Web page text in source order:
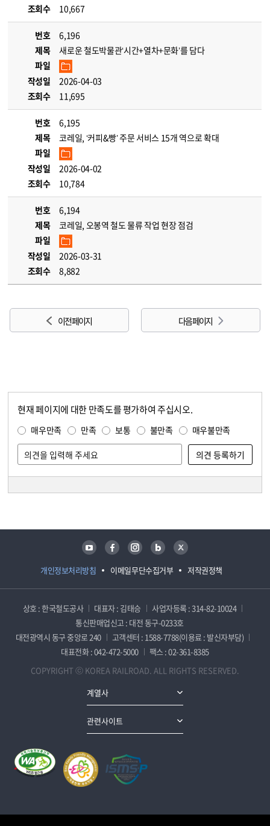
조회수
10,667
번호
6,196
제목
새로운 철도박물관‘시간+열차+문화’를 담다
파일
작성일
2026-04-03
조회수
11,695
번호
6,195
제목
코레일, ‘커피&빵’ 주문 서비스 15개 역으로 확대
파일
작성일
2026-04-02
조회수
10,784
번호
6,194
제목
코레일, 오봉역 철도 물류 작업 현장 점검
파일
작성일
2026-03-31
조회수
8,882
이전 페이지 다음 페이지
현재 페이지에 대한 만족도를 평가하여 주십시오.
매우만족 만족 보통 불만족 매우불만족
개인정보처리방침 이메일무단수집거부 저작권정책
유튜브 페이스북 인스타그램 블로그 트위터
상호 : 한국철도공사 대표자 : 김태승
사업자등록 : 314-82-10024
통신판매업신고 : 대전 동구-0233호
대전광역시 동구 중앙로 240
고객센터 : 1588-7788(이용료 : 발신자부담)
대표전화 : 042-472-5000
팩스 : 02-361-8385
COPYRIGHT ⓒ KOREA RAILROAD. ALL RIGHTS RESERVED.
계열사
관련사이트